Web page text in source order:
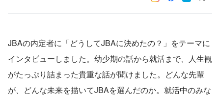
JBAの内定者に「どうしてJBAに決めたの？」をテーマに
インタビューしました。幼少期の話から就活まで、人生観
がたっぷり詰まった貴重な話が聞けました。どんな先輩
が、どんな未来を描いてJBAを選んだのか。就活中のみな